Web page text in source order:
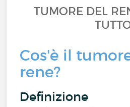
TUMORE DEL
Cos'è il
rene?
Definizione